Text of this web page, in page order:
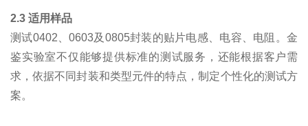
2.3 适用样品
测试0402、0603及0805封装的贴片电感、电容、电阻。 金
鉴实验室不仅能够提供标准的测试服务，还能根据客户需
求，依据不同封装和类型元件的特点，制定个性化的测试方
案。